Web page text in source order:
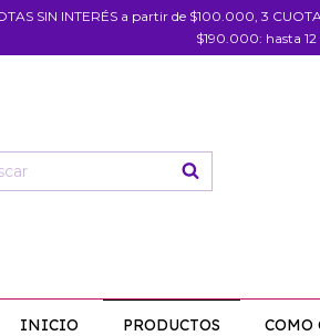
SIN INTERÉS a partir de $100.000, 3
$190.000: hasta
INICIO PRODUCTOS COMO